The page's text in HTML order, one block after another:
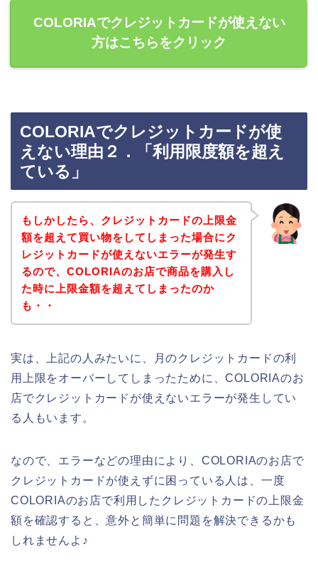
COLORIAでクレジットカードが使えない
方はこちらをクリック
COLORIAでクレジットカードが使
えない理由２．「利用限度額を超え
ている」
もしかしたら、クレジットカードの上限金
額を超えて買い物をしてしまった場合にク
レジットカードが使えないエラーが発生す
るので、COLORIAのお店で商品を購入し
た時に上限金額を超えてしまったのか
も・・
実は、上記の人みたいに、月のクレジットカードの利
用上限をオーバーしてしまったために、COLORIAのお
店でクレジットカードが使えないエラーが発生してい
る人もいます。
なので、エラーなどの理由により、COLORIAのお店で
クレジットカードが使えずに困っている人は、一度
COLORIAのお店で利用したクレジットカードの上限金
額を確認すると、意外と簡単に問題を解決できるかも
しれませんよ♪